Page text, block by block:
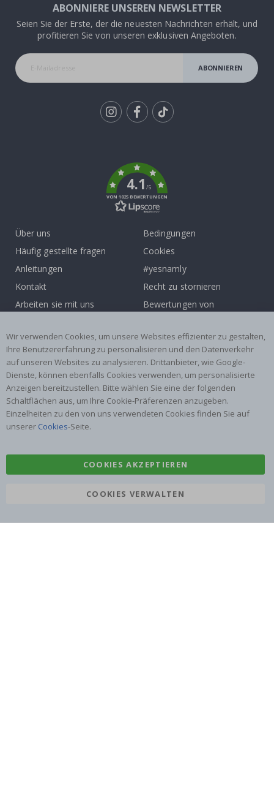
ABONNIERE UNSEREN NEWSLETTER
Seien Sie der Erste, der die neuesten Nachrichten erhält, und
profitieren Sie von unseren exklusiven Angeboten.
ABONNIEREN
4.1/5
VON 1025 BEWERTUNGEN
Über uns
Häufig gestellte fragen
Anleitungen
Kontakt
Arbeiten sie mit uns
Inspiration
Bedingungen
Cookies
#yesnamly
Recht zu stornieren
Bewertungen von
Beliebte Kategorien
Namensaufkleber
Wandtattoos
Fliesenaufkleber
Poster
Aufkleber
Wir verwenden Cookies, um unsere Websites effizienter zu gestalten,
Ihre Benutzererfahrung zu personalisieren und den Datenverkehr
auf unseren Websites zu analysieren. Drittanbieter, wie Google-
Dienste, können ebenfalls Cookies verwenden, um personalisierte
Anzeigen bereitzustellen. Bitte wählen Sie eine der folgenden
Schaltflächen aus, um Ihre Cookie-Präferenzen anzugeben.
Einzelheiten zu den von uns verwendeten Cookies finden Sie auf
unserer Cookies-Seite.
COOKIES AKZEPTIEREN
COOKIES VERWALTEN